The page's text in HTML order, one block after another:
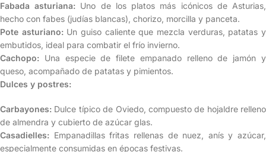
Fabada asturiana: Uno de los platos más icónicos de Asturias,
hecho con fabes (judías blancas), chorizo, morcilla y panceta.
Pote asturiano:Un guiso caliente que mezcla verduras, patatas y
embutidos, ideal para combatir el frío invierno.
Cachopo: Una especie de filete empanado relleno de jamón y
queso, acompañado de patatas y pimientos.
Dulces y postres:
Carbayones: Dulce típico de Oviedo, compuesto de hojaldre relleno
de almendra y cubierto de azúcar glas.
Casadielles: Empanadillas fritas rellenas de nuez, anís y azúcar,
especialmente consumidas en épocas festivas.